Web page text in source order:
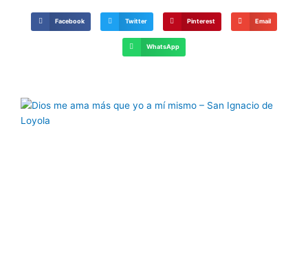
Facebook Twitter Pinterest Email
WhatsApp
PáginaPáginaPáginaPáginaPágina